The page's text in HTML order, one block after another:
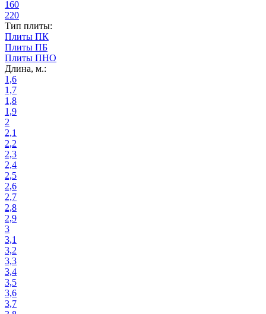
160
220
Тип плиты:
Плиты ПК
Плиты ПБ
Плиты ПНО
Длина, м.:
1,6
1,7
1,8
1,9
2
2,1
2,2
2,3
2,4
2,5
2,6
2,7
2,8
2,9
3
3,1
3,2
3,3
3,4
3,5
3,6
3,7